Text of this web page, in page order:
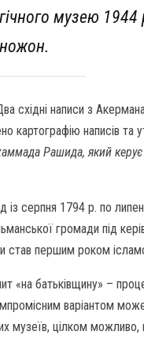
музею 1944
східні написи з
картографію написів та
Рашида, який керує
із серпня 1794 р. по
громади під
першим роком
батьківщину» –
варіантом
музеїв, цілком